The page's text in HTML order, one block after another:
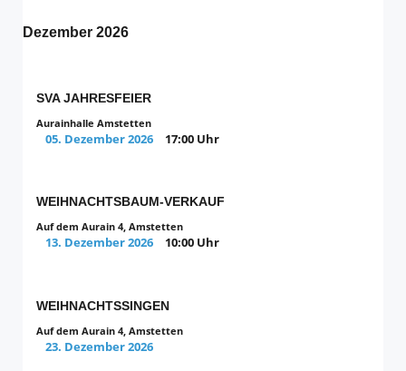
Dezember 2026
SVA JAHRESFEIER
Aurainhalle Amstetten
05. Dezember 2026 17:00 Uhr
WEIHNACHTSBAUM-VERKAUF
Auf dem Aurain 4, Amstetten
13. Dezember 2026 10:00 Uhr
WEIHNACHTSSINGEN
Auf dem Aurain 4, Amstetten
23. Dezember 2026